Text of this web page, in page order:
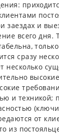
заездах и
всего дня.
сразу
несколько
и техникой;
от
из